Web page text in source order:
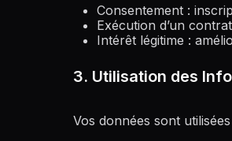
Consentement :
Exécution d’un
Intérêt légitime :
3. Utilisation des
Vos données sont